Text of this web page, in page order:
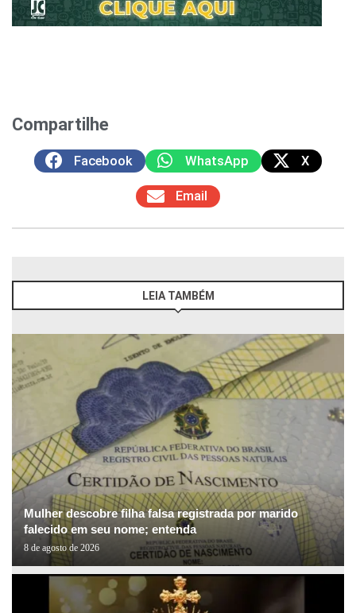
Compartilhe
Facebook WhatsApp X
Email
LEIA TAMBÉM
Mulher descobre filha falsa registrada por marido
falecido em seu nome; entenda
8 de agosto de 2026